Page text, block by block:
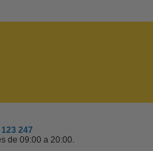
247
de 09:00 a 20:00.